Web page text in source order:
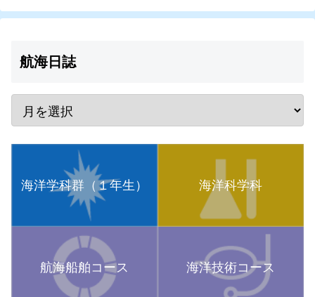
航海日誌
海洋学科群（１年生） 海洋科学科
航海船舶コース 海洋技術コース